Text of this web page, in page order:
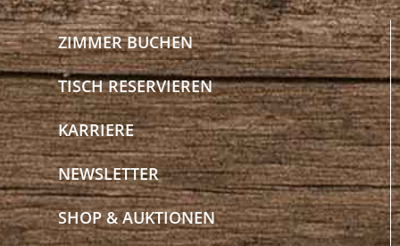
ZIMMER BUCHEN
TISCH RESERVIEREN
KARRIERE
NEWSLETTER
SHOP & AUKTIONEN